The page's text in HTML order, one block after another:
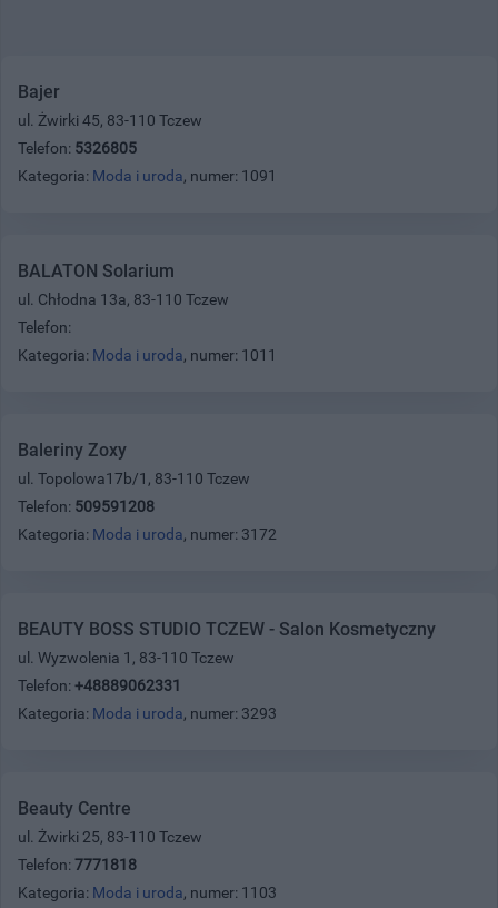
Bajer
ul. Żwirki 45, 83-110 Tczew
Telefon: 5326805
Kategoria: Moda i uroda, numer: 1091
BALATON Solarium
ul. Chłodna 13a, 83-110 Tczew
Telefon:
Kategoria: Moda i uroda, numer: 1011
Baleriny Zoxy
ul. Topolowa17b/1, 83-110 Tczew
Telefon: 509591208
Kategoria: Moda i uroda, numer: 3172
BEAUTY BOSS STUDIO TCZEW - Salon Kosmetyczny
ul. Wyzwolenia 1, 83-110 Tczew
Telefon: +48889062331
Kategoria: Moda i uroda, numer: 3293
Beauty Centre
ul. Żwirki 25, 83-110 Tczew
Telefon: 7771818
Kategoria: Moda i uroda, numer: 1103